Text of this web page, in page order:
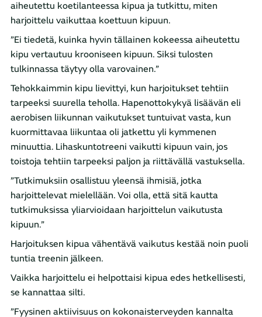
aiheutettu koetilanteessa kipua ja tutkittu, miten
harjoittelu vaikuttaa koettuun kipuun.
”Ei tiedetä, kuinka hyvin tällainen kokeessa aiheutettu
kipu vertautuu krooniseen kipuun. Siksi tulosten
tulkinnassa täytyy olla varovainen.”
Tehokkaimmin kipu lievittyi, kun harjoitukset tehtiin
tarpeeksi suurella teholla. Hapenottokykyä lisäävän eli
aerobisen liikunnan vaikutukset tuntuivat vasta, kun
kuormittavaa liikuntaa oli jatkettu yli kymmenen
minuuttia. Lihaskuntotreeni vaikutti kipuun vain, jos
toistoja tehtiin tarpeeksi paljon ja riittävällä vastuksella.
”Tutkimuksiin osallistuu yleensä ihmisiä, jotka
harjoittelevat mielellään. Voi olla, että sitä kautta
tutkimuksissa yliarvioidaan harjoittelun vaikutusta
kipuun.”
Harjoituksen kipua vähentävä vaikutus kestää noin puoli
tuntia treenin jälkeen.
Vaikka harjoittelu ei helpottaisi kipua edes hetkellisesti,
se kannattaa silti.
”Fyysinen aktiivisuus on kokonaisterveyden kannalta